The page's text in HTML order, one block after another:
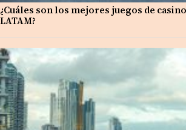
¿Cuáles son los mejores juegos de
LATAM?